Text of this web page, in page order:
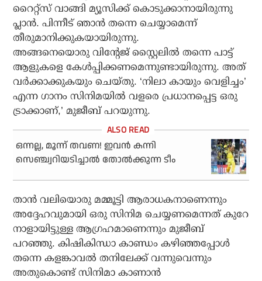
റൈറ്റ്‌സ് വാങ്ങി മ്യൂസിക്ക് കൊടുക്കാനായിരുന്നു
പ്ലാന്‍. പിന്നീട് ഞാന്‍ തന്നെ ചെയ്യാമെന്ന്
തീരുമാനിക്കുകയായിരുന്നു.
അങ്ങനെയൊരു വിന്റേജ് സ്റ്റൈലില്‍ തന്നെ പാട്ട്
ആളുകളെ കേള്‍പ്പിക്കണമെന്നുണ്ടായിരുന്നു. അത്
വര്‍ക്കാക്കുകയും ചെയ്തു. ‘നിലാ കായും വെളിച്ചം’
എന്ന ഗാനം സിനിമയില്‍ വളരെ പ്രധാനപ്പെട്ട ഒരു
ട്രാക്കാണ്,’ മുജീബ് പറയുന്നു.
ഒന്നല്ല, മൂന്ന് തവണ! ഇവന്‍ കന്നി
സെഞ്ച്വറിയടിച്ചാല്‍ തോല്‍ക്കുന്ന ടീം
താന്‍ വലിയൊരു മമ്മൂട്ടി ആരാധകനാണെന്നും
അദ്ദേഹവുമായി ഒരു സിനിമ ചെയ്യണമെന്നത് കുറേ
നാളായിട്ടുള്ള ആഗ്രഹമാണെന്നും മുജീബ്
പറഞ്ഞു. കിഷികിന്ധാ കാണ്ഡം കഴിഞ്ഞപ്പോള്‍
തന്നെ കളങ്കാവല്‍ തനിലേക്ക് വന്നുവെന്നും
അതുകൊണ്ട് സിനിമാ കാണാന്‍